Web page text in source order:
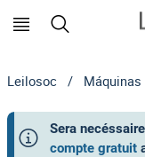
Leilosoc / Máquinas
Sera necéssaire
compte gratuit